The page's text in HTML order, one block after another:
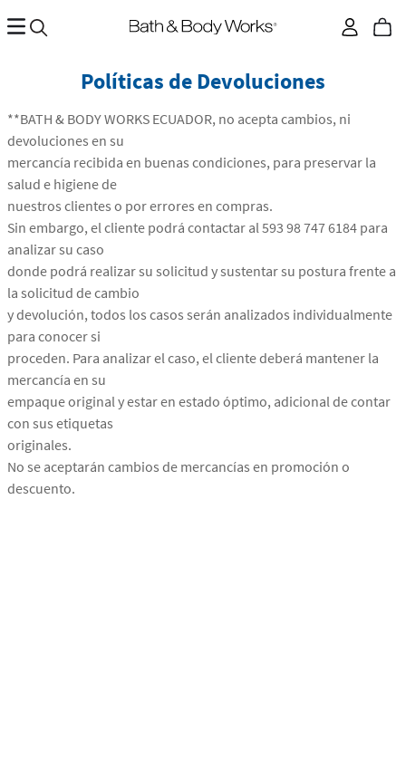
Políticas de Devoluciones
**BATH & BODY WORKS ECUADOR, no acepta cambios, ni
devoluciones en su
mercancía recibida en buenas condiciones, para preservar la
salud e higiene de
nuestros clientes o por errores en compras.
Sin embargo, el cliente podrá contactar al 593 98 747 6184 para
analizar su caso
donde podrá realizar su solicitud y sustentar su postura frente a
la solicitud de cambio
y devolución, todos los casos serán analizados individualmente
para conocer si
proceden. Para analizar el caso, el cliente deberá mantener la
mercancía en su
empaque original y estar en estado óptimo, adicional de contar
con sus etiquetas
originales.
No se aceptarán cambios de mercancías en promoción o
descuento.